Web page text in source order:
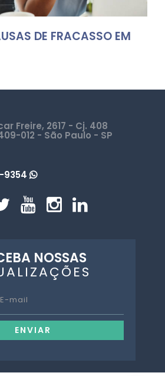
DE FRACASSO EM
Freire, 2617 - Cj. 408
012 - São Paulo - SP
9354
NOSSAS
ENVIAR